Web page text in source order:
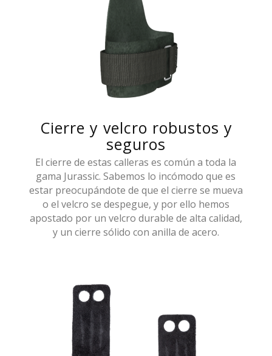
Cierre y velcro robustos y
seguros
El cierre de estas calleras es común a toda la
gama Jurassic. Sabemos lo incómodo que es
estar preocupándote de que el cierre se mueva
o el velcro se despegue, y por ello hemos
apostado por un velcro durable de alta calidad,
y un cierre sólido con anilla de acero.